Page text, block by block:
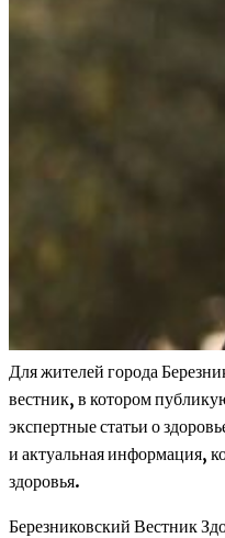
Для жителей города
вестник, в котором
экспертные статьи о
и актуальная информация,
здоровья.
Березниковский Вестник